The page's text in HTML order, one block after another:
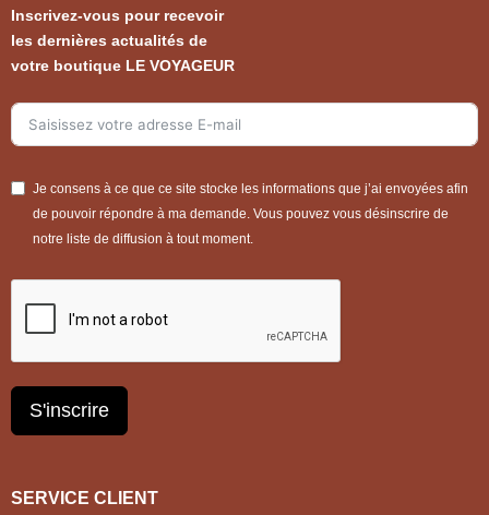
Inscrivez-vous pour recevoir
les dernières actualités de
votre boutique LE VOYAGEUR
Je consens à ce que ce site stocke les informations que j’ai envoyées afin
de pouvoir répondre à ma demande. Vous pouvez vous désinscrire de
notre liste de diffusion à tout moment.
S'inscrire
SERVICE CLIENT